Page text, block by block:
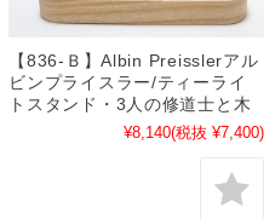
【836-Ｂ】Albin Preisslerアル
ビンプライスラー/ティーライ
トスタンド・3人の修道士と木
¥8,140(税抜 ¥7,400)